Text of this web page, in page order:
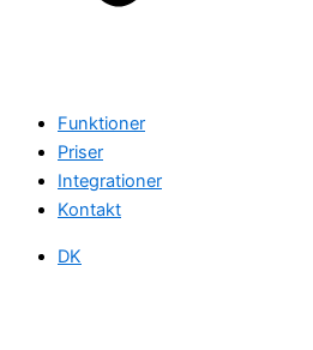
Funktioner
Priser
Integrationer
Kontakt
DK